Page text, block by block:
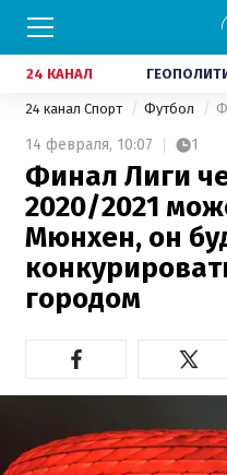
24 КАНАЛ
24 канал Спорт Футбол
14 февраля, 10:07 1
Финал Лиги
2020/2021
Мюнхен, он
городом